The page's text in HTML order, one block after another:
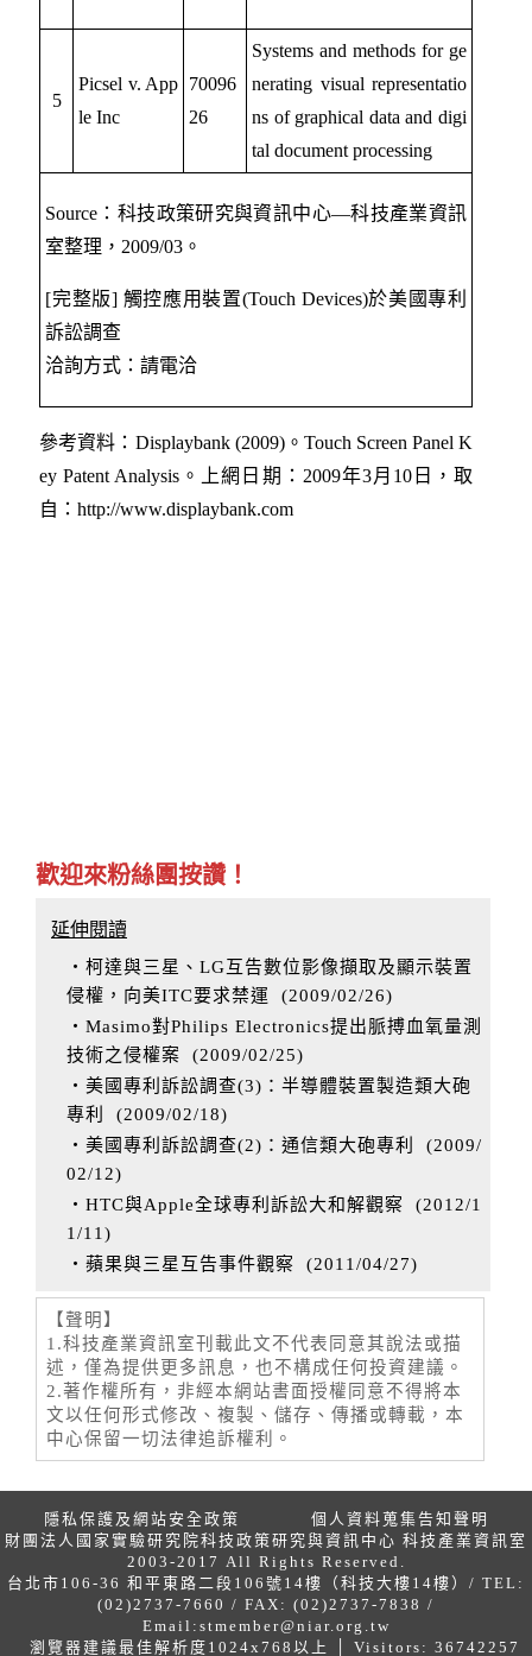
5
Picsel v. App
le Inc
70096
26
Systems and methods for ge
nerating visual representatio
ns of graphical data and digi
tal document processing
Source：科技政策研究與資訊中心—科技產業資訊
室整理，2009/03。
[完整版] 觸控應用裝置(Touch Devices)於美國專利
訴訟調查
洽詢方式：請電洽
參考資料：Displaybank (2009)。Touch Screen Panel K
ey Patent Analysis。上網日期：2009年3月10日，取
自：http://www.displaybank.com
歡迎來粉絲團按讚！
延伸閱讀
‧柯達與三星、LG互告數位影像擷取及顯示裝置
侵權，向美ITC要求禁運
(2009/02/26)
‧Masimo對Philips Electronics提出脈搏血氧量測
技術之侵權案 (2009/02/25)
‧美國專利訴訟調查(3)：半導體裝置製造類大砲
專利
(2009/02/18)
‧美國專利訴訟調查(2)：通信類大砲專利
(2009/
02/12)
‧HTC與Apple全球專利訴訟大和解觀察
(2012/1
1/11)
‧蘋果與三星互告事件觀察
(2011/04/27)
【聲明】
1.科技產業資訊室刊載此文不代表同意其說法或描
述，僅為提供更多訊息，也不構成任何投資建議。
2.著作權所有，非經本網站書面授權同意不得將本
文以任何形式修改、複製、儲存、傳播或轉載，本
中心保留一切法律追訴權利。
隱私保護及網站安全政策
個人資料蒐集告知聲明
財團法人國家實驗研究院科技政策研究與資訊中心 科技產業資訊室
2003-2017 All Rights Reserved.
台北市106-36 和平東路二段106號14樓（科技大樓14樓）/ TEL:
(02)2737-7660 / FAX: (02)2737-7838 /
Email: stmember@niar.org.tw
瀏覽器建議最佳解析度1024x768以上 │ Visitors: 36742257